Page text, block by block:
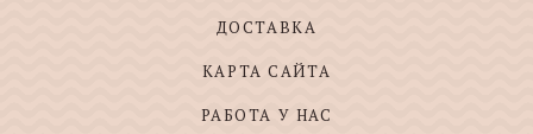
ДОСТАВКА
КАРТА САЙТА
РАБОТА У НАС